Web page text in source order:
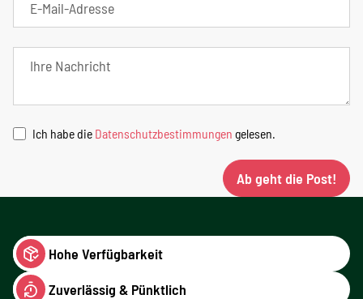
Ich habe die Datenschutzbestimmungen gelesen.
Ab geht die Post!
Hohe Verfügbarkeit
Zuverlässig & Pünktlich